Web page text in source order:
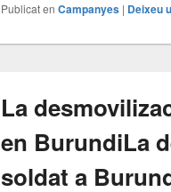
Publicat en Campanyes | Deixeu
La
en BurundiLa
soldat a